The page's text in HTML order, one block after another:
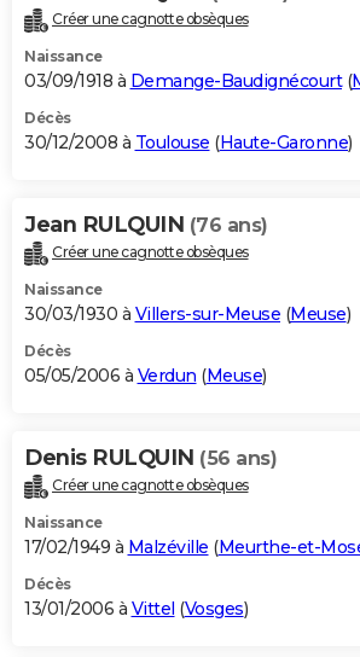
Créer une cagnotte obsèques
Naissance
03/09/1918 à Demange-Baudignécourt(
Décès
30/12/2008 à Toulouse (Haute-Garonne)
Jean RULQUIN (76 ans)
Créer une cagnotte obsèques
Naissance
30/03/1930 à Villers-sur-Meuse (Meuse)
Décès
05/05/2006 à Verdun (Meuse)
Denis RULQUIN (56 ans)
Créer une cagnotte obsèques
Naissance
17/02/1949 à Malzéville (Meurthe-et-
Décès
13/01/2006 à Vittel (Vosges)